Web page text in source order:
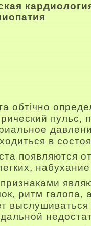
обтічно
пульс,
в
появляются
ритм галопа,